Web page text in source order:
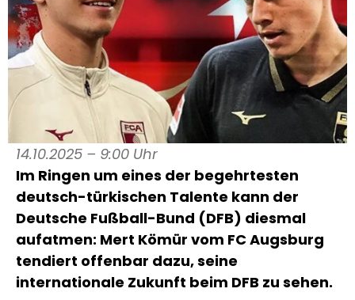
14.10.2025 – 9:00 Uhr
Im Ringen um eines der begehrtesten
deutsch-türkischen Talente kann der
Deutsche Fußball-Bund (DFB) diesmal
aufatmen: Mert Kömür vom FC Augsburg
tendiert offenbar dazu, seine
internationale Zukunft beim DFB zu sehen.